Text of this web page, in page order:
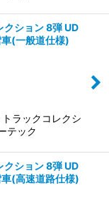
ション 8弾 UD
車(一般道仕様)
ラックコレクシ
テック
ション 8弾 UD
(高速道路仕様)